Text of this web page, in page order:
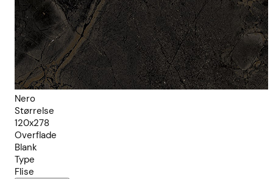
Nero
Størrelse
120x278
Overflade
Blank
Type
Flise